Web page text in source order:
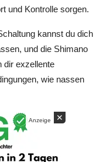
und Kontrolle sorgen.
kannst du dich
und die Shimano
dir exzellente
wie nassen
Anzeige ✕